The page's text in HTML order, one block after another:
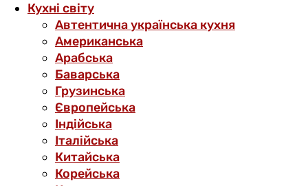
Кухні світу
Автентична українська кухня
Американська
Арабська
Баварська
Грузинська
Європейська
Індійська
Італійська
Китайська
Корейська